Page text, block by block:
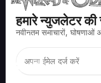
हमारे न्युजलेटर की
नवीनतम समाचारों,
ब्लैकजैक, क्रेप्स, रूलेट और अन्य